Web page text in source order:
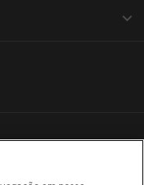
E LOCAÇÃO DE